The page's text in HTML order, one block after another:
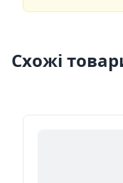
Схожі